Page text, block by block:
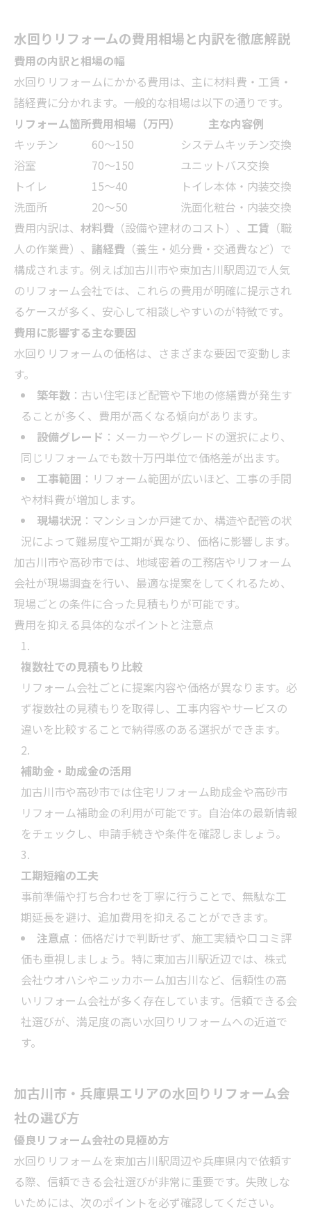
水回りリフォームの費用相場と内訳を徹底解説
費用の内訳と相場の幅
水回りリフォームにかかる費用は、主に材料費・工賃・
諸経費に分かれます。一般的な相場は以下の通りです。
リフォーム箇所費用相場（万円）
主な内容例
キッチン
60～150
システムキッチン交換
浴室
70～150
ユニットバス交換
トイレ
15～40
トイレ本体・内装交換
洗面所
20～50
洗面化粧台・内装交換
費用内訳は、 材料費 （設備や建材のコスト）、 工賃 （職
人の作業費）、 諸経費 （養生・処分費・交通費など）で
構成されます。例えば加古川市や東加古川駅周辺で人気
のリフォーム会社では、これらの費用が明確に提示され
るケースが多く、安心して相談しやすいのが特徴です。
費用に影響する主な要因
水回りリフォームの価格は、さまざまな要因で変動しま
す。
築年数：古い住宅ほど配管や下地の修繕費が発生す
ることが多く、費用が高くなる傾向があります。
設備グレード ：メーカーやグレードの選択により、
同じリフォームでも数十万円単位で価格差が出ます。
工事範囲 ：リフォーム範囲が広いほど、工事の手間
や材料費が増加します。
現場状況：マンションか戸建てか、構造や配管の状
況によって難易度や工期が異なり、価格に影響します。
加古川市や高砂市では、地域密着の工務店やリフォーム
会社が現場調査を行い、最適な提案をしてくれるため、
現場ごとの条件に合った見積もりが可能です。
費用を抑える具体的なポイントと注意点
複数社での見積もり比較
リフォーム会社ごとに提案内容や価格が異なります。必
ず複数社の見積もりを取得し、工事内容やサービスの
違いを比較することで納得感のある選択ができます。
補助金・助成金の活用
加古川市や高砂市では住宅リフォーム助成金や高砂市
リフォーム補助金の利用が可能です。自治体の最新情報
をチェックし、申請手続きや条件を確認しましょう。
工期短縮の工夫
事前準備や打ち合わせを丁寧に行うことで、無駄な工
期延長を避け、追加費用を抑えることができます。
注意点 ：価格だけで判断せず、施工実績や口コミ評
価も重視しましょう。特に東加古川駅近辺では、株式
会社ウオハシやニッカホーム加古川など、信頼性の高
いリフォーム会社が多く存在しています。信頼できる会
社選びが、満足度の高い水回りリフォームへの近道で
す。
加古川市・兵庫県エリアの水回りリフォーム会
社の選び方
優良リフォーム会社の見極め方
水回りリフォームを東加古川駅周辺や兵庫県内で依頼す
る際、信頼できる会社選びが非常に重要です。失敗しな
いためには、次のポイントを必ず確認してください。